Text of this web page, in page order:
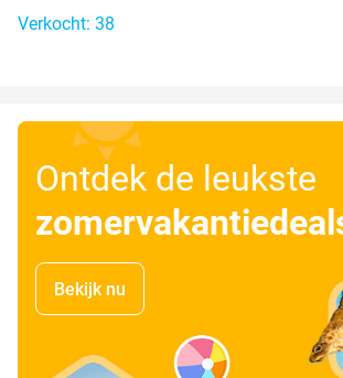
Verkocht: 38
Ontdek de leukste
Bekijk nu